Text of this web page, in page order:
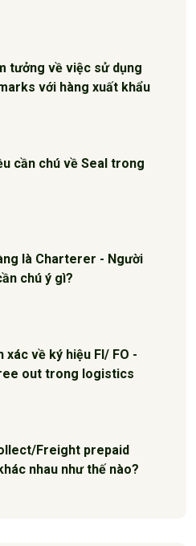
tưởng về việc sử dụng
với hàng xuất khẩu
cần chú về Seal trong
là Charterer - Người
chú ý gì?
xác về ký hiệu FI/ FO -
out trong logistics
Freight prepaid
nhau như thế nào?